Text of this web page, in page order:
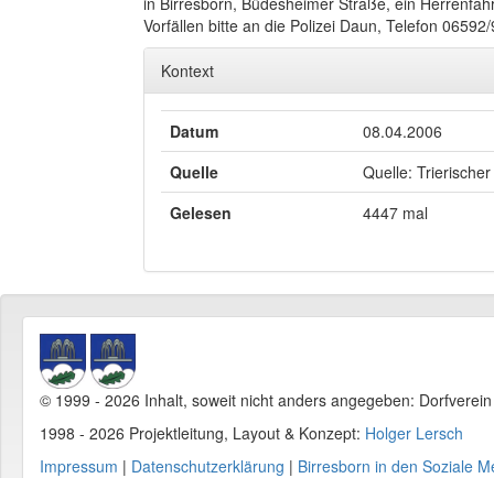
Vorfällen bitte an die Polizei Daun, Telefon
Kontext
Datum
08.04.2006
Quelle
Quelle:
Gelesen
4447 mal
© 1999 - 2026 Inhalt, soweit nicht anders angegeben:
1998 - 2026 Projektleitung, Layout & Konzept: Holger Lersch
Impressum | Datenschutzerklärung | Birresborn in den Soziale